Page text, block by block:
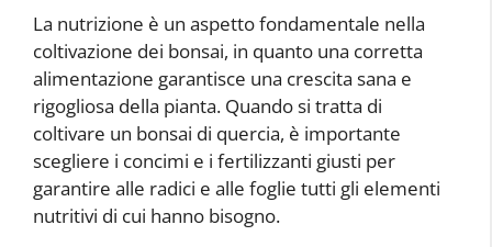
La nutrizione è un aspetto fondamentale nella
coltivazione dei bonsai, in quanto una corretta
alimentazione garantisce una crescita sana e
rigogliosa della pianta. Quando si tratta di
coltivare un bonsai di quercia, è importante
scegliere i concimi e i fertilizzanti giusti per
garantire alle radici e alle foglie tutti gli elementi
nutritivi di cui hanno bisogno.